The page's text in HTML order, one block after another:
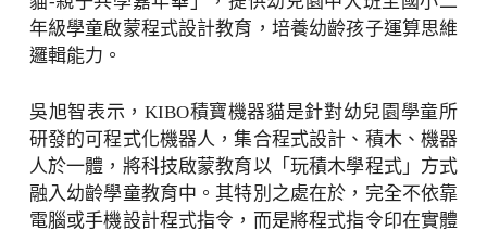
年級學童啟蒙程式設計教育，培養幼齡孩子運算思維
邏輯能力。
吳旭智表示，KIBO積寶機器貓是針對幼兒園學童所
研發的可程式化機器人，集合程式設計、積木、機器
人於一體，將科技啟蒙教育以「玩積木學程式」方式
融入幼齡學童教育中。其特別之處在於，完全不依靠
電腦或手機設計程式指令，而是將程式指令印在實體